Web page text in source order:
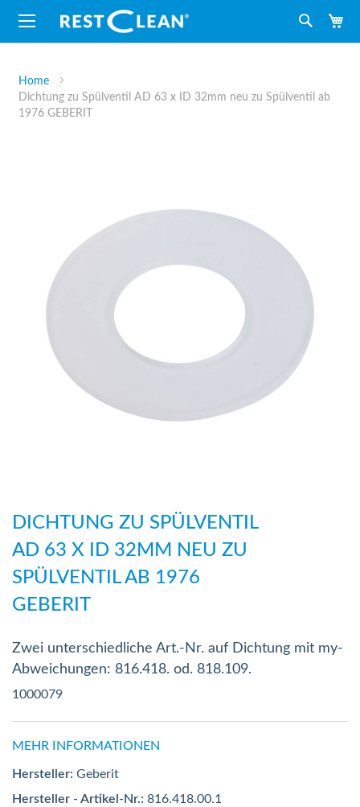
Suche
Home
Dichtung zu Spülventil AD 63 x ID 32mm neu zu Spülventil ab
1976 GEBERIT
DICHTUNG ZU SPÜLVENTIL
AD 63 X ID 32MM NEU ZU
SPÜLVENTIL AB 1976
GEBERIT
Zwei unterschiedliche Art.-Nr. auf Dichtung mit my-
Abweichungen: 816.418. od. 818.109.
1000079
MEHR INFORMATIONEN
Hersteller: Geberit
Hersteller - Artikel-Nr.: 816.418.00.1
Anfang
Bildergalerie
springen